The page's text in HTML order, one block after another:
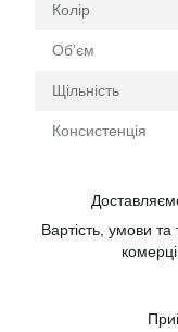
Колір
Обʼєм
Щільність
Консистенція
Вартість, умови та